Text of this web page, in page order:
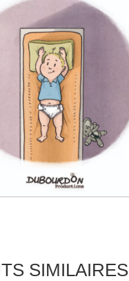
SIMILAIRES